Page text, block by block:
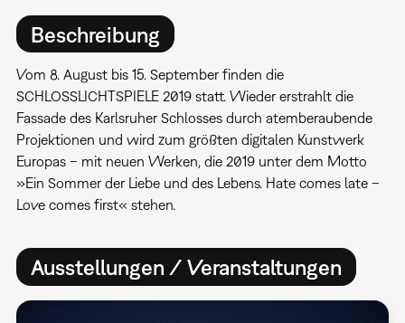
Beschreibung
Vom 8. August bis 15. September finden die
SCHLOSSLICHTSPIELE 2019 statt. Wieder erstrahlt die
Fassade des Karlsruher Schlosses durch atemberaubende
Projektionen und wird zum größten digitalen Kunstwerk
Europas – mit neuen Werken, die 2019 unter dem Motto
»Ein Sommer der Liebe und des Lebens. Hate comes late –
Love comes first« stehen.
Ausstellungen / Veranstaltungen